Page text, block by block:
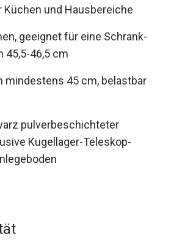
Küchen und Hausbereiche
geeignet für eine Schrank-
45,5-46,5 cm
mindestens 45 cm, belastbar
pulverbeschichteter
Kugellager-Teleskop-